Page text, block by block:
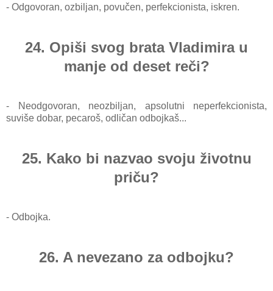
- Odgovoran, ozbiljan, povučen, perfekcionista, iskren.
24. Opiši svog brata Vladimira u
manje od deset reči?
- Neodgovoran, neozbiljan, apsolutni neperfekcionista,
suviše dobar, pecaroš, odličan odbojkaš...
25. Kako bi nazvao svoju životnu
priču?
- Odbojka.
26. A nevezano za odbojku?